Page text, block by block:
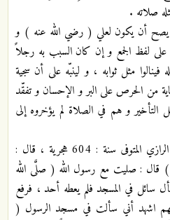
صلاته .
أن يكون لعلي ( رضي الله عنه ) و
لفظ الجمع و إن كان السبب به رجلاً
مثل ثوابه ، و لينبّه على أن سجية
من الحرص على البر و الإحسان و تفقّد
التأخير و هم في الصلاة لم يؤخروه إلى
النموذج الثاني ـ الرازي : فخر الدين الرازي المتوفى سنة : 604 هجرية ، قال :
: صليت مع رسول الله ( صلَّى الله
سائل في المسجد فلم يعطه أحد ، فرفع
اشهد أني سألت في مسجد الرسول (